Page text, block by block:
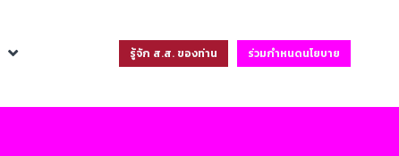
รู้จัก ส.ส. ของท่าน ร่วมกำหนดนโยบาย